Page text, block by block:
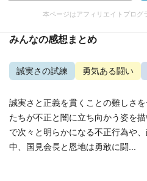
本ページはアフィリエイトプログ
みんなの感想まとめ
誠実さの試練 勇気ある闘い
誠実さと正義を貫くことの難しさ
たちが不正と闇に立ち向かう姿を
で次々と明らかになる不正行為や
中、国見会長と恩地は勇敢に闘...